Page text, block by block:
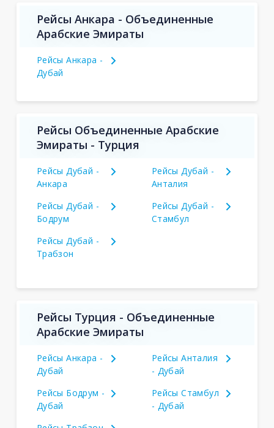
Рейсы Анкара - Объединенные
Арабские Эмираты
Рейсы Анкара -
Дубай
Рейсы Объединенные Арабские
Эмираты - Турция
Рейсы Дубай -
Анкара
Рейсы Дубай -
Анталия
Рейсы Дубай -
Бодрум
Рейсы Дубай -
Стамбул
Рейсы Дубай -
Трабзон
Рейсы Турция - Объединенные
Арабские Эмираты
Рейсы Анкара -
Дубай
Рейсы Анталия
- Дубай
Рейсы Бодрум -
Дубай
Рейсы Стамбул
- Дубай